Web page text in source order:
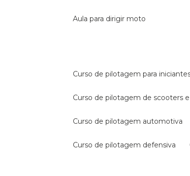
aula para dirigir moto
curso de pilotagem para
curso de pilotagem de scooters
curso de pilotagem automotiva
curso de pilotagem defensiva